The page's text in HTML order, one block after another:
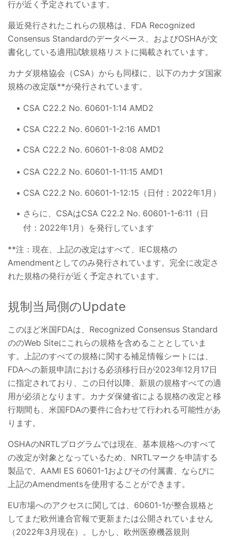
行が近く予定されています。
最近発行されたこれらの規格は、FDA Recognized
Consensus Standardのデータベース、およびOSHAが文
書化している適用試験規格リストに掲載されています。
カナダ規格協会（CSA）からも同様に、以下のカナダ国家
規格の改定版**が発行されています。
CSA C22.2 No. 60601-1:14 AMD2
CSA C22.2 No. 60601-1-2:16 AMD1
CSA C22.2 No. 60601-1-8:08 AMD2
CSA C22.2 No. 60601-1-11:15 AMD1
CSA C22.2 No. 60601-1-12:15（日付：2022年1月）
さらに、CSAはCSA C22.2 No. 60601-1-6:11（日
付：2022年1月）を発行しています
**注：現在、上記の改定はすべて、IEC規格の
Amendmentとしてのみ発行されています。完全に改定さ
れた規格の発行が近く予定されています。
規制当局側のUpdate
このほど米国FDAは、Recognized Consensus Standard
ののWeb Siteにこれらの規格を含めることとしていま
す。上記のすべての規格に関する補足情報シートには、
FDAへの新規申請における必須移行日が2023年12月17日
に指定されており、この日付以降、新規の規格すべての適
用が必須となります。カナダ保健省による規格の改定と移
行期間も、米国FDAの要件に合わせて行われる可能性があ
ります。
OSHAのNRTLプログラムでは現在、基本規格へのすべて
の改定が対象となっているため、NRTLマークを申請する
製品で、AAMI ES 60601-1およびその付属書、ならびに
上記のAmendmentsを使用することができます。
EU市場へのアクセスに関しては、60601-1が整合規格と
してまだ欧州連合官報で更新または公開されていません
（2022年3月現在）。しかし、欧州医療機器規則